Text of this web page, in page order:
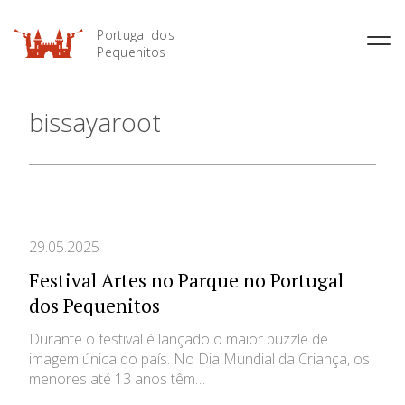
Portugal dos
Pequenitos
Áreas Temáticas
Horário
bissayaroot
29.05.2025
Festival Artes no Parque no Portugal
dos Pequenitos
Durante o festival é lançado o maior puzzle de
imagem única do país. No Dia Mundial da Criança, os
menores até 13 anos têm…